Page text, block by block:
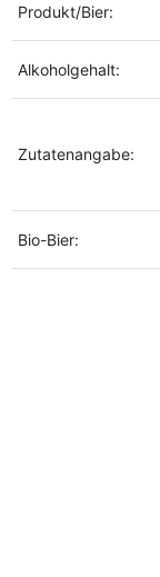
Produkt/Bier:
Alkoholgehalt:
Zutatenangabe:
Bio-Bier: